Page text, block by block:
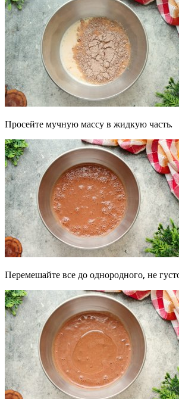
Просейте мучную массу в жидкую часть.
Перемешайте все до однородного, не